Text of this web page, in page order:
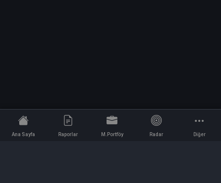
Ana Sayfa Raporlar M.Portföy Radar Diğer